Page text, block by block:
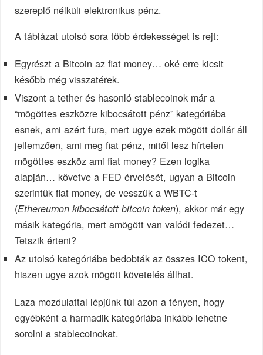
szereplő nélküli elektronikus pénz.
A táblázat utolsó sora több érdekességet is rejt:
Egyrészt a Bitcoin az fiat money… oké erre kicsit
később még visszatérek.
Viszont a tether és hasonló stablecoinok már a
“mögöttes eszközre kibocsátott pénz” kategóriába
esnek, ami azért fura, mert ugye ezek mögött dollár áll
jellemzően, ami meg fiat pénz, mitől lesz hírtelen
mögöttes eszköz ami fiat money? Ezen logika
alapján… követve a FED érvelését, ugyan a Bitcoin
szerintük fiat money, de vesszük a WBTC-t
(Ethereumon kibocsátott bitcoin token), akkor már egy
másik kategória, mert amögött van valódi fedezet…
Tetszik érteni?
Az utolsó kategóriába bedobták az összes ICO tokent,
hiszen ugye azok mögött követelés állhat.
Laza mozdulattal lépjünk túl azon a tényen, hogy
egyébként a harmadik kategóriába inkább lehetne
sorolni a stablecoinokat.